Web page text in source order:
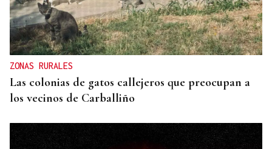
PLANIFICAR CON ANTELACIÓN
Las compañías de autobuses recomiendan
adelantar los desplazamientos para evitar
saturaciones el día del eclipse
ZONAS RURALES
Las colonias de gatos callejeros que preocupan a
los vecinos de Carballiño